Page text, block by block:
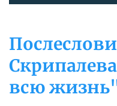
всю